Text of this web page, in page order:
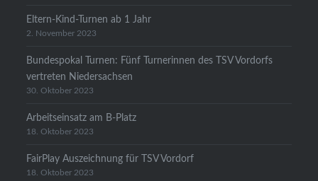
Eltern-Kind-Turnen ab 1 Jahr
2. November 2023
Bundespokal Turnen: Fünf Turnerinnen des TSV Vordorfs
vertreten Niedersachsen
30. Oktober 2023
Arbeitseinsatz am B-Platz
18. Oktober 2023
FairPlay Auszeichnung für TSV Vordorf
18. Oktober 2023